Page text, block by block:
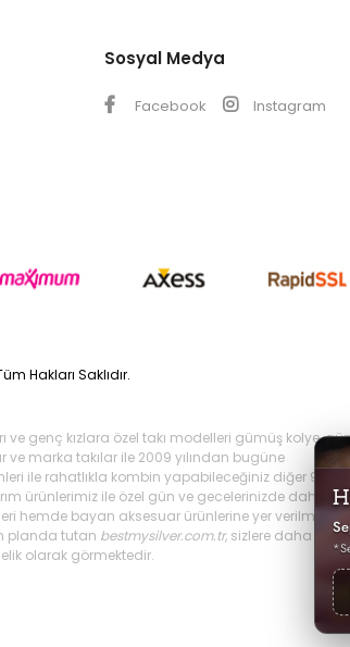
Sosyal Medya
Facebook Instagram
Hakları Saklıdır.
genç kızlara özel takı modelleri gümüş kolye,
ve marka takılar ile 2009 yılından bugüne
ile rahatlıkla kombin yapabileceğiniz diğer 925
ürünlerimiz ile özel gün ve gecelerinizde daha şık
bayan aksesuar ürünlerine yer
planda tutan bestmysilver.com.tr, sizlere daha iyi
olarak görmektedir.